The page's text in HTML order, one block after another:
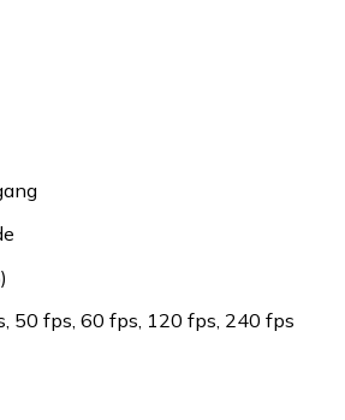
50 fps 60 fps 120 fps 240 fps